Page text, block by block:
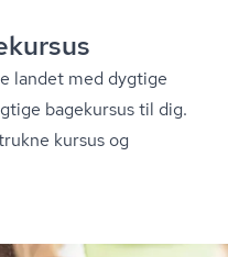
landet med dygtige
bagekursus til dig.
kursus og